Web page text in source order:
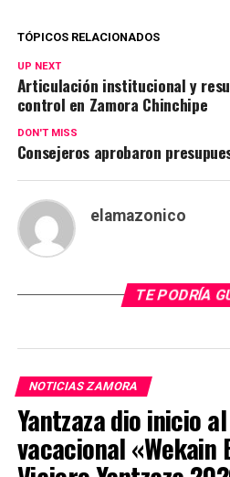
TÓPICOS RELACIONADOS
UP NEXT
Articulación institucional y
control en Zamora Chinchipe
DON'T MISS
Consejeros aprobaron
elamazonico
TE PODRÍA
NOTICIAS ZAMORA
Yantzaza dio inicio
vacacional «Wekain